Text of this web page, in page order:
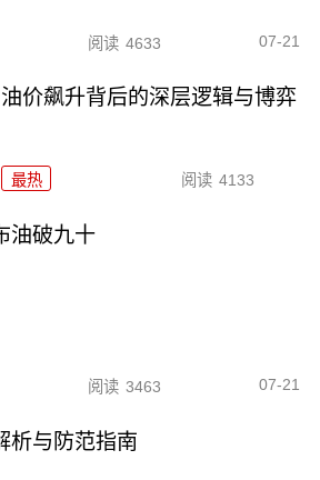
阅读 4633 07-21
油价飙升背后的深层逻辑与博弈
最热 阅读 4133
油破九十
阅读 3463 07-21
析与防范指南